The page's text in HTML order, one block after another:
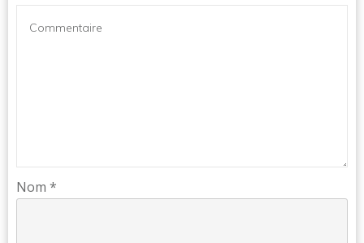
Nom *